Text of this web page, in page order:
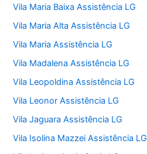
Vila Maria Baixa Assistência LG
Vila Maria Alta Assistência LG
Vila Maria Assistência LG
Vila Madalena Assistência LG
Vila Leopoldina Assistência LG
Vila Leonor Assistência LG
Vila Jaguara Assistência LG
Vila Isolina Mazzei Assistência LG